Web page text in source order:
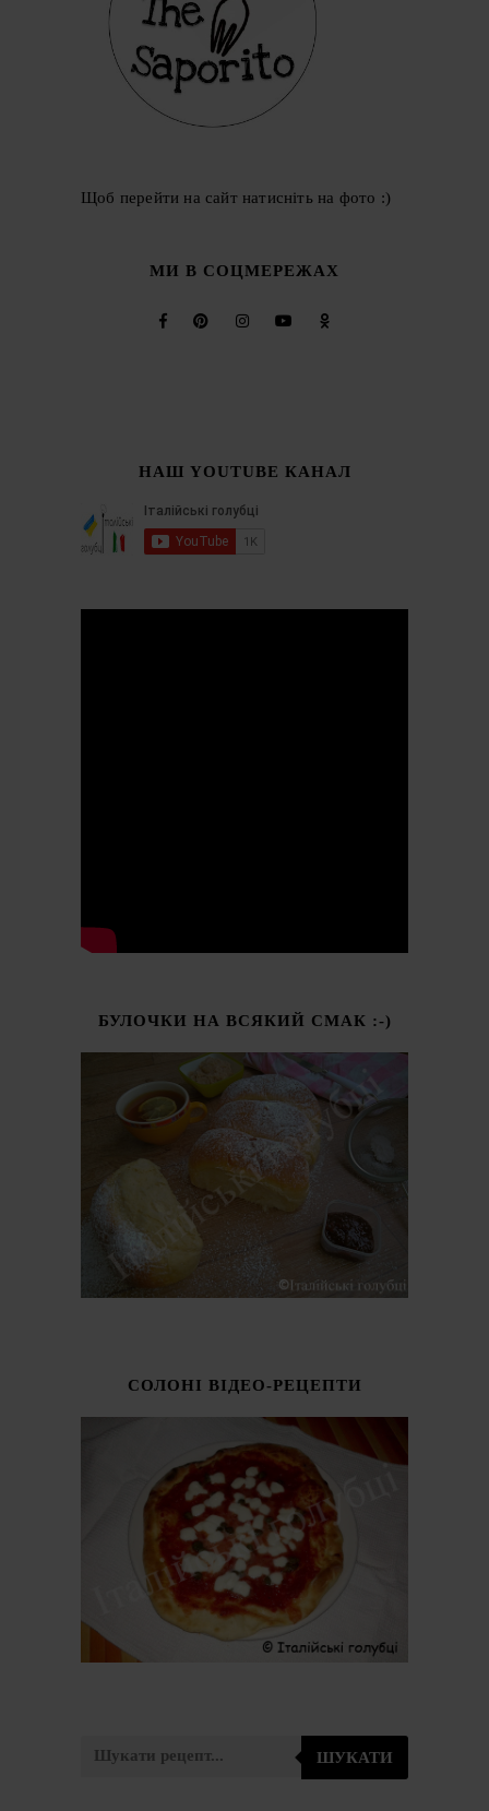
Щоб перейти на сайт натисніть на фото :)
МИ В СОЦМЕРЕЖАХ
НАШ YOUTUBE КАНАЛ
БУЛОЧКИ НА ВСЯКИЙ СМАК :-)
СОЛОНІ ВІДЕО-РЕЦЕПТИ
ШУКАТИ